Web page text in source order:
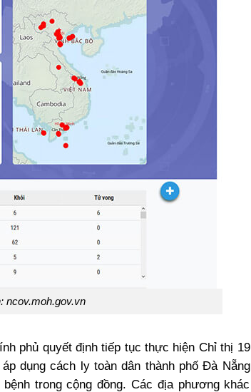
ncov.moh.gov.vn
phủ quyết định tiếp tục thực hiện Chỉ thị 19
dụng cách ly toàn dân thành phố Đà Nẵng
trong cộng đồng. Các địa phương khác